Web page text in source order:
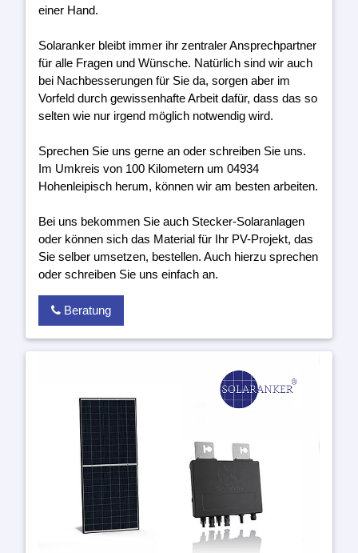
einer Hand.
Solaranker bleibt immer ihr zentraler Ansprechpartner
für alle Fragen und Wünsche. Natürlich sind wir auch
bei Nachbesserungen für Sie da, sorgen aber im
Vorfeld durch gewissenhafte Arbeit dafür, dass das so
selten wie nur irgend möglich notwendig wird.
Sprechen Sie uns gerne an oder schreiben Sie uns.
Im Umkreis von 100 Kilometern um 04934
Hohenleipisch herum, können wir am besten arbeiten.
Bei uns bekommen Sie auch Stecker-Solaranlagen
oder können sich das Material für Ihr PV-Projekt, das
Sie selber umsetzen, bestellen. Auch hierzu sprechen
oder schreiben Sie uns einfach an.
Beratung